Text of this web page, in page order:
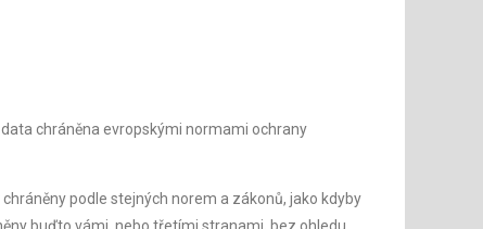
chráněna evropskými normami ochrany
podle stejných norem a zákonů, jako kdyby